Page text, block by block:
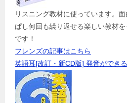
リスニング教材に使っています。
ぱし何回も繰り返せる楽しい教材
です！
フレンズの記事はこちら
英語耳[改訂・新CD版] 発音ができ